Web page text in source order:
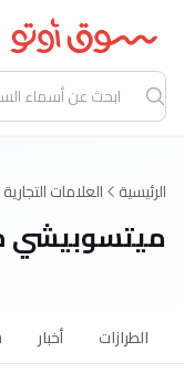
الرئيسية العلامات التجارية
ميتسوبيشي
الطرازات أخبار